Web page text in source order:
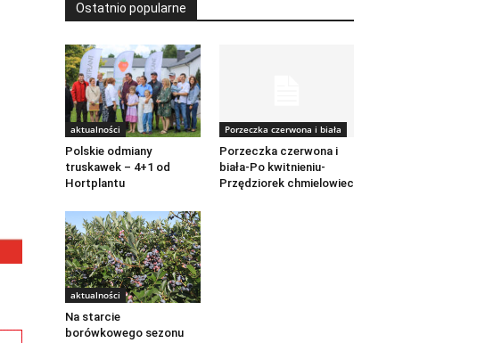
Ostatnio popularne
aktualności
Polskie odmiany
truskawek – 4+1 od
Hortplantu
Porzeczka czerwona i biała
Porzeczka czerwona i
biała-Po kwitnieniu-
Przędziorek chmielowiec
aktualności
Na starcie
borówkowego sezonu